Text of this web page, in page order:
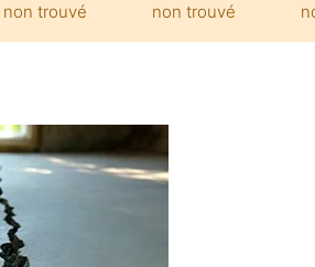
non trouvé
non trouvé